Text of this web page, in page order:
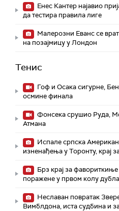
Енес Кантер најавио
да тестира правила лиге
Малерозни Еванс се
на позајмицу у Лондон
Тенис
Гоф и Осака сигурне,
осмине финала
Фонсека срушио Руда,
Атмана
Испале српска
изненађења у Торонту, крај
Брз крај за
поражене у првом колу дубла
Неславан повратак
Вимблдона, иста судбина и